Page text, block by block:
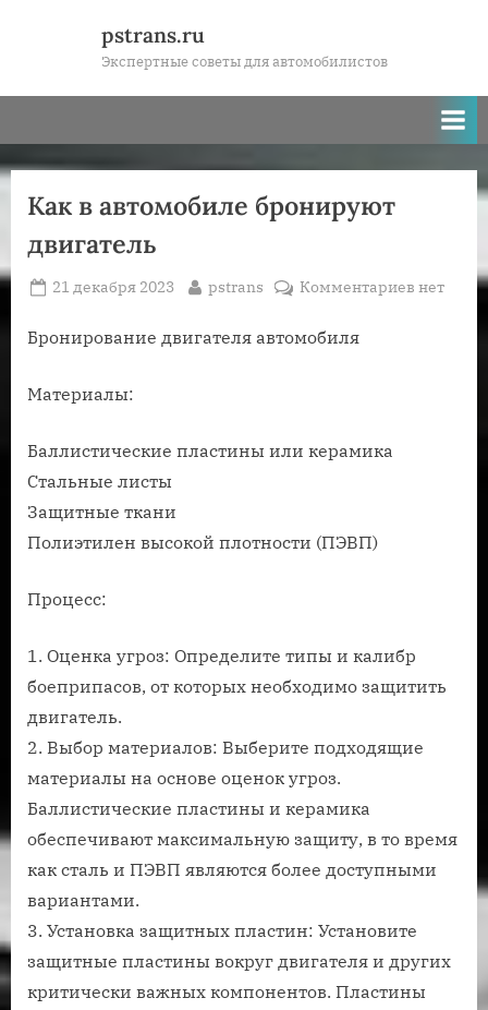
pstrans.ru
Экспертные советы для автомобилистов
Как в автомобиле бронируют
двигатель
Posted
21 декабря 2023 By
pstrans Комментариевкнет
Бронирование двигателя автомобиля
Материалы:
Баллистические пластины или керамика
Стальные листы
Защитные ткани
Полиэтилен высокой плотности (ПЭВП)
Процесс:
1. Оценка угроз: Определите типы и калибр
боеприпасов, от которых необходимо защитить
двигатель.
2. Выбор материалов: Выберите подходящие
материалы на основе оценок угроз.
Баллистические пластины и керамика
обеспечивают максимальную защиту, в то время
как сталь и ПЭВП являются более доступными
вариантами.
3. Установка защитных пластин: Установите
защитные пластины вокруг двигателя и других
критически важных компонентов. Пластины